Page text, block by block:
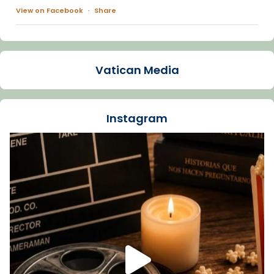
View on Facebook · Share
Arquebisbat de Barcelona
La Carmina va patir depressió. Fa gairebé
dos mesos, a l'Estadi Lluís Companys, la
Recupera l'entrevista comp
Vatican
tican News 👇
www.vaticannews.va/es/iglesia/news/2026-
07/carmina-historia-depresion-papa-viaje-
espana-testimoni...
Foto
View on Facebook · Share
Vatican Media
Instagram